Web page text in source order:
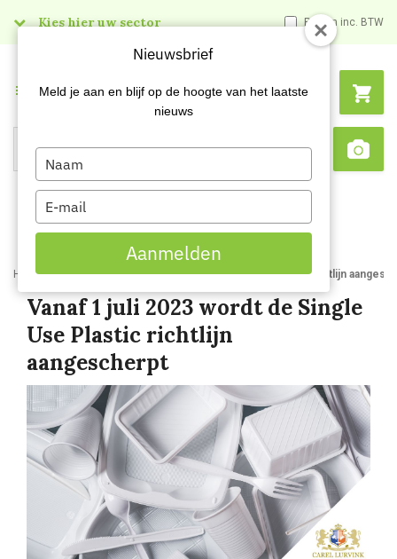
Kies hier uw sector Prijzen inc. BTW
Search
Menu
Home Blog Vanaf 1 juli 2023 wordt de Single Use Plastic richtlijn
Vanaf 1 juli 2023 wordt de Single
Use Plastic richtlijn
aangescherpt
Nieuwsbrief
Meld je aan en blijf op de hoogte van het laatste
nieuws
Type
your
name
Type
your
email
Aanmelden